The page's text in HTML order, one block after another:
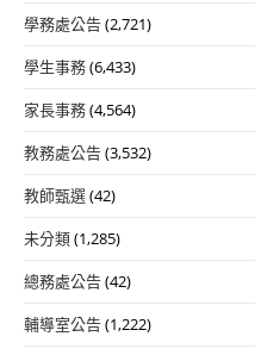
學務處公告(2,721)
學生事務(6,433)
家長事務(4,564)
教務處公告(3,532)
教師甄選(42)
未分類(1,285)
總務處公告(42)
輔導室公告(1,222)